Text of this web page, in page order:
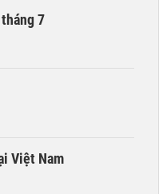
7
Việt Nam